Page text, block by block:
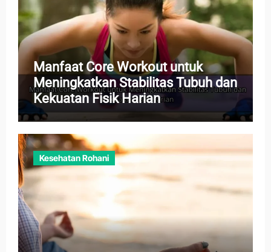
Manfaat Core Workout untuk
Meningkatkan Stabilitas Tubuh dan
Kekuatan Fisik Harian
Kesehatan Rohani